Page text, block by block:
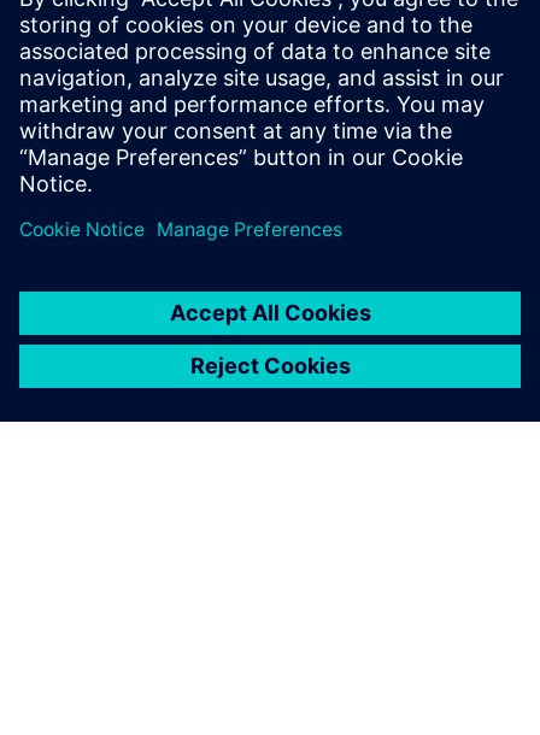
through simulation
Simulation-supported optimization during the
planning phase can often reduce investments at the
beginning